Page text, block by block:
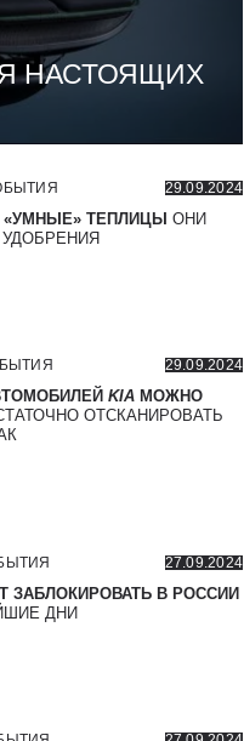
НАСТОЯЩИХ
29.09.2024
«УМНЫЕ» ТЕПЛИЦЫ ОНИ
29.09.2024
KIA МОЖНО
ОТСКАНИРОВАТЬ
27.09.2024
ЗАБЛОКИРОВАТЬ В РОССИИ
ДНИ